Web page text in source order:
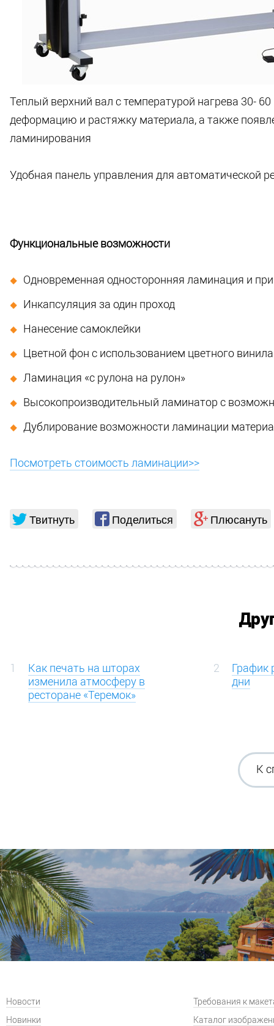
Теплый верхний вал с температурой нагрева 30-
деформацию и растяжку материала, а также
ламинирования
Удобная панель управления для автоматической
Функциональные возможности
Одновременная односторонняя ламинация и
Инкапсуляция за один проход
Нанесение самоклейки
Цветной фон с использованием цветного винила
Ламинация «с рулона на рулон»
Высокопроизводительный ламинатор с
Дублирование возможности ламинации
Посмотреть стоимость ламинации>>
Твитнуть Поделиться Плюсануть
1
Как печать на шторах
изменила атмосферу в
ресторане «Теремок»
2
График
дни
К
Новости
Новинки
Требования к
Каталог